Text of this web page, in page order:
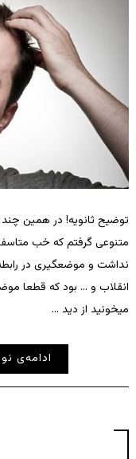
توضیح ثانویه! در همین چند
متنوعی گرفتم که خب
نداشت و موضعگیری در
انقلاب و … بود که قطعا
میخونید از دید …
ادامه‌ی